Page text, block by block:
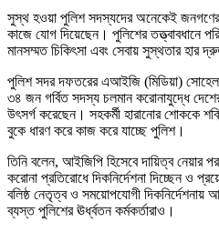
সুস্থ হওয়া পুলিশ সদস্যদের অনেকেই
কাজে যোগ দিয়েছেন। পুলিশের তত্ত্বাবধানে
মানসম্মত চিকিৎসা এবং সেবায় সুস্থতার হার
পুলিশ সদর দফতরের এআইজি (মিডিয়া) সোহেল
৩৪ জন গর্বিত সদস্য চলমান করোনাযুদ্ধে
উৎসর্গ করেছেন। সহকর্মী হারানোর শোককে
বুকে ধারণ করে কাজ করে যাচ্ছে পুলিশ।
তিনি বলেন, আইজিপি হিসেবে দায়িত্ব নেয়ার
করোনা প্রতিরোধে দিকনির্দেশনা দিচ্ছেন ও
বলিষ্ঠ নেতৃত্ব ও সময়োপযোগী
ব্যস্ত পুলিশের ঊর্ধ্বতন কর্মকর্তারাও।